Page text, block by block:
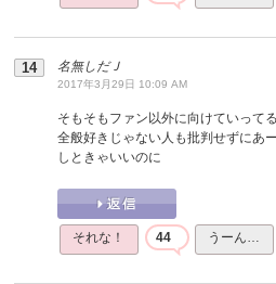
名無しだＪ
2017年3月29日 10:09 AM
そもそもファン以外に向けていって
全般好きじゃない人も批判せずにあ
しときゃいいのに
それな！ 44 うーん…